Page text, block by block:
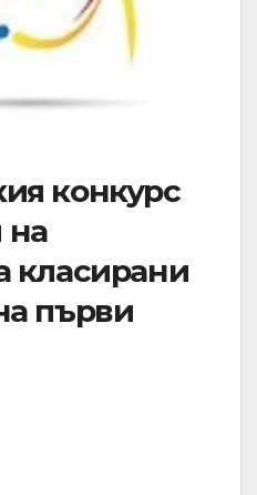
конкурс
на
класирани
първи